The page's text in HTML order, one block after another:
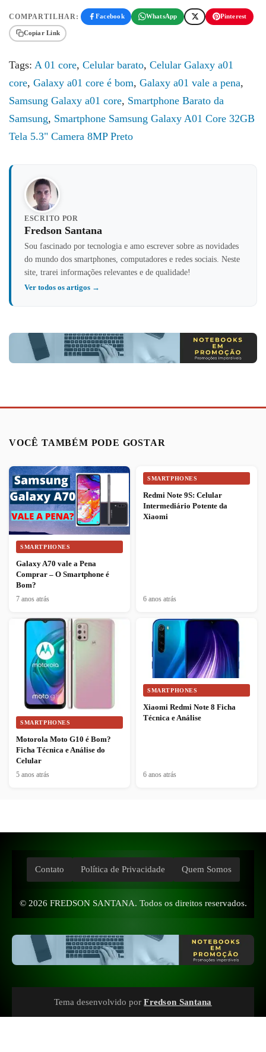
COMPARTILHAR: Facebook WhatsApp Pinterest
Copiar Link
Tags: A 01 core, Celular barato, Celular Galaxy a01
core, Galaxy a01 core é bom, Galaxy a01 vale a pena,
Samsung Galaxy a01 core, Smartphone Barato da
Samsung, Smartphone Samsung Galaxy A01 Core 32GB
Tela 5.3" Camera 8MP Preto
ESCRITO POR
Fredson Santana
Sou fascinado por tecnologia e amo escrever sobre as novidades
do mundo dos smartphones, computadores e redes sociais. Neste
site, trarei informações relevantes e de qualidade!
Ver todos os artigos →
VOCÊ TAMBÉM PODE GOSTAR
SMARTPHONES
Galaxy A70 vale a Pena
Comprar – O Smartphone é
Bom?
7 anos atrás
SMARTPHONES
Redmi Note 9S: Celular
Intermediário Potente da
Xiaomi
6 anos atrás
SMARTPHONES
Motorola Moto G10 é Bom?
Ficha Técnica e Análise do
Celular
5 anos atrás
SMARTPHONES
Xiaomi Redmi Note 8 Ficha
Técnica e Análise
6 anos atrás
Contato Política de Privacidade Quem Somos
© 2026 FREDSON SANTANA. Todos os direitos reservados.
Tema desenvolvido por Fredson Santana